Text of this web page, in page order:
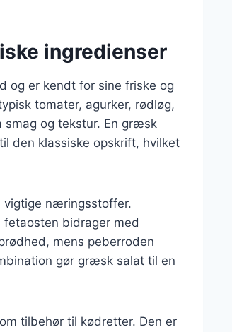
ingredienser
og er kendt for sine friske og
tomater, agurker, rødløg,
smag og tekstur. En græsk
den klassiske opskrift, hvilket
vigtige næringsstoffer.
fetaosten bidrager med
mens peberroden
gør græsk salat til en
tilbehør til kødretter. Den er